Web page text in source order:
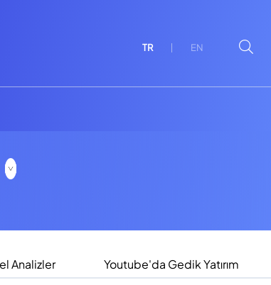
TR EN
Analizler Youtube'da Gedik Yatırım